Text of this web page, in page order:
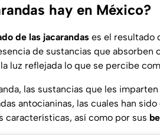
hay en México?
de las jacarandas es el resultado
de sustancias que absorben
luz reflejada lo que se percibe
las sustancias que les
antocianinas, las cuales han
características, así como por sus